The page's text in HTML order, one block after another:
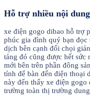
Hỗ trợ nhiều nội
xe điện gogo dibao hỗ trợ
phúc gia đình quý bạn
dịch bên cạnh đối chọi
tảng đó cũng được hết sức
mới bên trên phần đông
tính để bàn đến điện
này đến thấy xe điện
trường toàn thị trường